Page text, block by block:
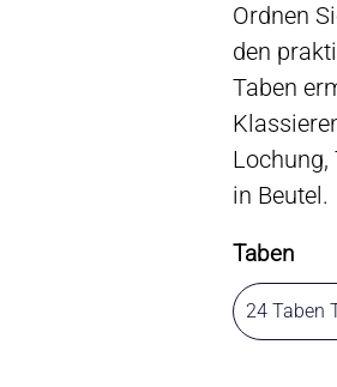
Ordnen
den
Taben
Lochung,
in Beutel.
Taben
24 Taben